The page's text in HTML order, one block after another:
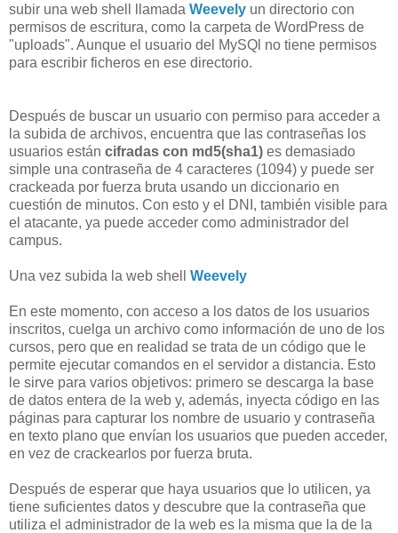
subir una web shell llamada Weevely un directorio con
permisos de escritura, como la carpeta de WordPress de
"uploads". Aunque el usuario del MySQl no tiene permisos
para escribir ficheros en ese directorio.
Después de buscar un usuario con permiso para acceder a
la subida de archivos, encuentra que las contraseñas los
usuarios están cifradas con md5(sha1) es demasiado
simple una contraseña de 4 caracteres (1094) y puede ser
crackeada por fuerza bruta usando un diccionario en
cuestión de minutos. Con esto y el DNI, también visible para
el atacante, ya puede acceder como administrador del
campus.
Una vez subida la web shell Weevely
En este momento, con acceso a los datos de los usuarios
inscritos, cuelga un archivo como información de uno de los
cursos, pero que en realidad se trata de un código que le
permite ejecutar comandos en el servidor a distancia. Esto
le sirve para varios objetivos: primero se descarga la base
de datos entera de la web y, además, inyecta código en las
páginas para capturar los nombre de usuario y contraseña
en texto plano que envían los usuarios que pueden acceder,
en vez de crackearlos por fuerza bruta.
Después de esperar que haya usuarios que lo utilicen, ya
tiene suficientes datos y descubre que la contraseña que
utiliza el administrador de la web es la misma que la de la